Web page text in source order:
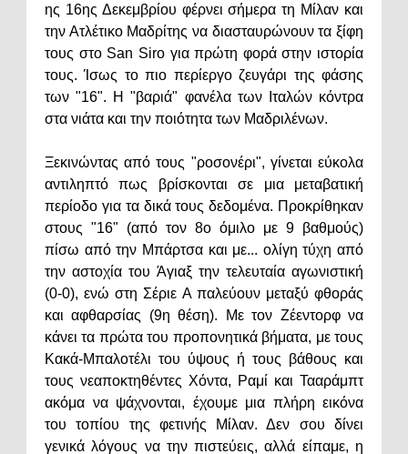
ης 16ης Δεκεμβρίου φέρνει σήμερα τη Μίλαν και
την Ατλέτικο Μαδρίτης να διασταυρώνουν τα ξίφη
τους στο San Siro για πρώτη φορά στην ιστορία
τους.Ίσως το πιο περίεργο ζευγάρι της φάσης
των "16". Η "βαριά" φανέλα των Ιταλών κόντρα
στα νιάτα και την ποιότητα των Μαδριλένων.
Ξεκινώντας από τους "ροσονέρι", γίνεται εύκολα
αντιληπτό πως βρίσκονται σε μια μεταβατική
περίοδο για τα δικά τους δεδομένα. Προκρίθηκαν
στους "16" (από τον 8ο όμιλο με 9 βαθμούς)
πίσω από την Μπάρτσα και με... ολίγη τύχη από
την αστοχία του Άγιαξ την τελευταία αγωνιστική
(0-0), ενώ στη Σέριε Α παλεύουν μεταξύ φθοράς
και αφθαρσίας (9η θέση). Με τον Ζέεντορφ να
κάνει τα πρώτα του προπονητικά βήματα, με τους
Κακά-Μπαλοτέλι του ύψους ή τους βάθους και
τους νεαποκτηθέντες Χόντα, Ραμί και Τααράμπτ
ακόμα να ψάχνονται, έχουμε μια πλήρη εικόνα
του τοπίου της φετινής Μίλαν. Δεν σου δίνει
γενικά λόγους να την πιστεύεις, αλλά είπαμε, η